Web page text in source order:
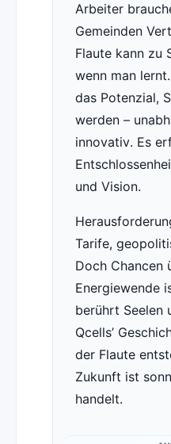
Arbeiter
Gemeinden
Flaute kann zu
wenn man
das Potenzial,
werden –
innovativ. Es
und Vision.
Tarife,
Doch Chancen
Energiewende
berührt Seelen
Qcells’
der Flaute
Zukunft ist
handelt.